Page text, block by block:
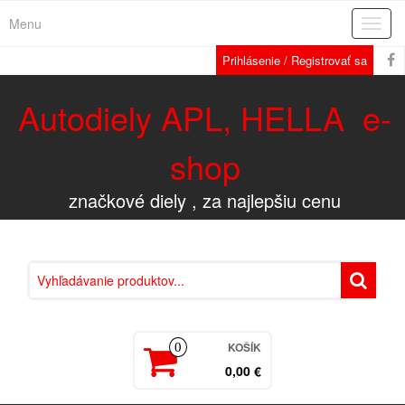
Menu
Prihlásenie / Registrovať sa
Autodiely APL, HELLA e-
shop
značkové diely , za najlepšiu cenu
0 KOŠÍK
0,00 €